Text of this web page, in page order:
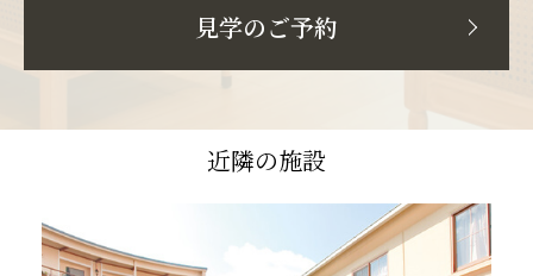
見学のご予約
近隣の施設